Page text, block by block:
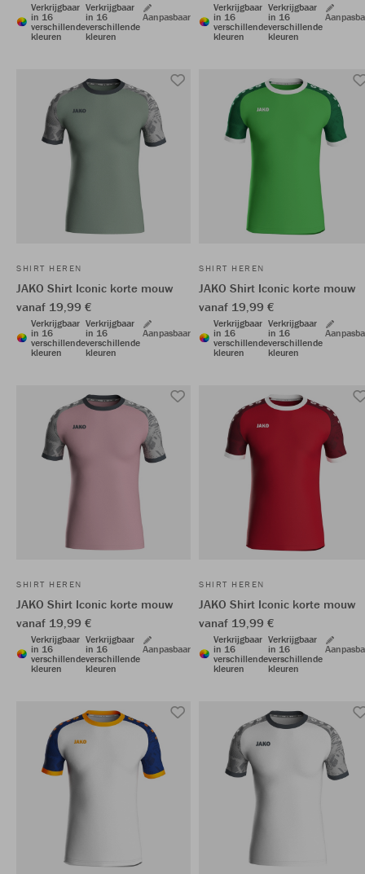
Verkrijgbaar
in 16
verschillende
kleuren
Verkrijgbaar
in 16
verschillende
kleuren
Aanpasbaar
Verkrijgbaar
in 16
verschillende
kleuren
Verkrijgbaar
in 16
verschillende
kleuren
SHIRT HEREN
JAKO Shirt Iconic korte mouw
vanaf 19,99 €
Verkrijgbaar
in 16
verschillende
kleuren
Verkrijgbaar
in 16
verschillende
kleuren
Aanpasbaar
SHIRT HEREN
JAKO Shirt Iconic korte mouw
vanaf 19,99 €
Verkrijgbaar
in 16
verschillende
kleuren
Verkrijgbaar
in 16
verschillende
kleuren
SHIRT HEREN
JAKO Shirt Iconic korte mouw
vanaf 19,99 €
Verkrijgbaar
in 16
verschillende
kleuren
Verkrijgbaar
in 16
verschillende
kleuren
Aanpasbaar
SHIRT HEREN
JAKO Shirt Iconic korte mouw
vanaf 19,99 €
Verkrijgbaar
in 16
verschillende
kleuren
Verkrijgbaar
in 16
verschillende
kleuren